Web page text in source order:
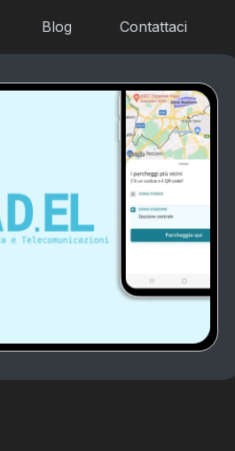
Blog Contattaci